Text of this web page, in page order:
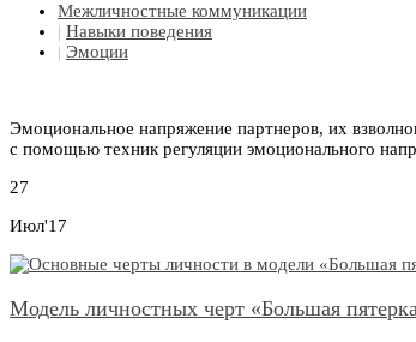
Межличностные коммуникации
| Навыки поведения
| Эмоции
Эмоциональное напряжение партнеров, их
с помощью техник регуляции эмоционального
27
Июл'17
Модель личностных черт «Большая